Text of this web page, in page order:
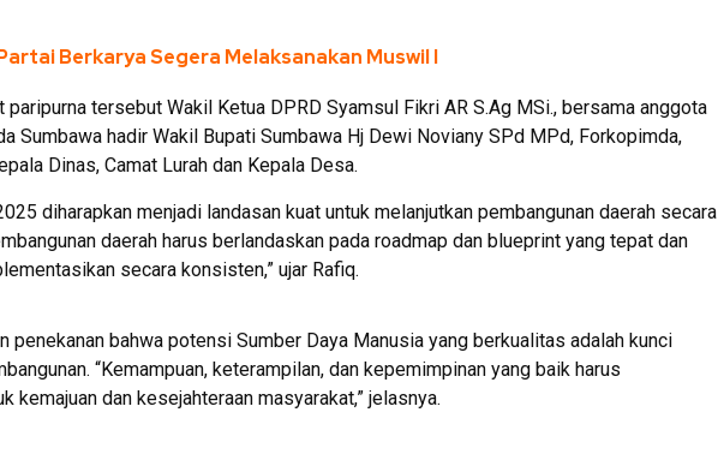
Berkarya Segera Melaksanakan Muswil I
paripurna tersebut Wakil Ketua DPRD Syamsul Fikri AR S.Ag MSi., bersama anggota
Sumbawa hadir Wakil Bupati Sumbawa Hj Dewi Noviany SPd MPd, Forkopimda,
Dinas, Camat Lurah dan Kepala Desa.
diharapkan menjadi landasan kuat untuk melanjutkan pembangunan daerah secara
daerah harus berlandaskan pada roadmap dan blueprint yang tepat dan
secara konsisten,” ujar Rafiq.
penekanan bahwa potensi Sumber Daya Manusia yang berkualitas adalah kunci
“Kemampuan, keterampilan, dan kepemimpinan yang baik harus
kemajuan dan kesejahteraan masyarakat,” jelasnya.